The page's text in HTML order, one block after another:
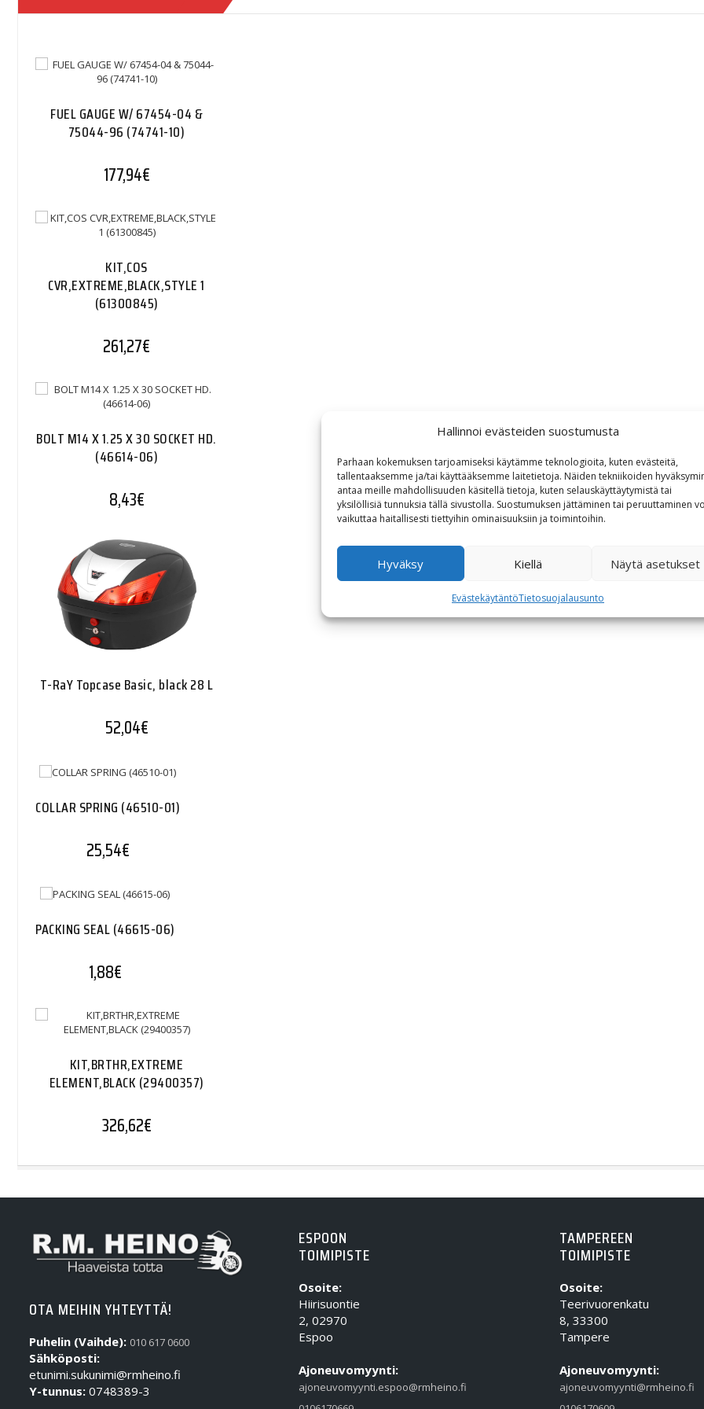
Hallinnoi evästeiden suostumusta
Parhaan kokemuksen tarjoamiseksi käytämme teknologioita, kuten evästeitä,
tallentaaksemme ja/tai käyttääksemme laitetietoja. Näiden tekniikoiden
antaa meille mahdollisuuden käsitellä tietoja, kuten selauskäyttäytymistä tai
yksilöllisiä tunnuksia tällä sivustolla. Suostumuksen jättäminen tai peruuttaminen
vaikuttaa haitallisesti tiettyihin ominaisuuksiin ja toimintoihin.
Hyväksy Kiellä Näytä asetukset
EvästekäytäntöTietosuojalausunto
FUEL GAUGE W/ 67454-04 &
75044-96 (74741-10)
177,94€
KIT,COS
CVR,EXTREME,BLACK,STYLE 1
(61300845)
261,27€
BOLT M14 X 1.25 X 30 SOCKET HD.
(46614-06)
8,43€
T-RaY Topcase Basic, black 28 L
52,04€
COLLAR SPRING (46510-01)
25,54€
PACKING SEAL (46615-06)
1,88€
KIT,BRTHR,EXTREME
ELEMENT,BLACK (29400357)
326,62€
OTA MEIHIN YHTEYTTÄ!
Puhelin (Vaihde): 010 617 0600
Sähköposti:
etunimi.sukunimi@rmheino.fi
Y-tunnus: 0748389-3
ESPOON
TOIMIPISTE
Osoite:
Hiirisuontie
2, 02970
Espoo
Ajoneuvomyynti:
ajoneuvomyynti.espoo@rmheino.fi
TAMPEREEN
TOIMIPISTE
Osoite:
Teerivuorenkatu
8, 33300
Tampere
Ajoneuvomyynti:
ajoneuvomyynti@rmheino.fi